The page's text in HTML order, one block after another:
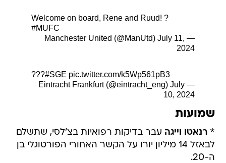
Welcome on board, Rene and Ruud! ?
#MUFC
— Manchester United (@ManUtd)
July 11,
2024
???#SGE pic.twitter.com/k5Wp561pB3
— Eintracht Frankfurt (@eintracht_eng)
July
10, 2024
שמועות
*רנאטו וייגה עבר בדיקות רפואיות בצ'לסי, שתשלם
לבאזל 14 מיליון יורו על הקשר האחורי הפורטוגלי בן
ה-20.